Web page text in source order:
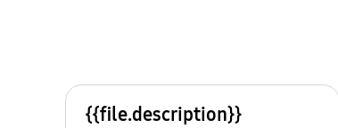
{{file.description}}